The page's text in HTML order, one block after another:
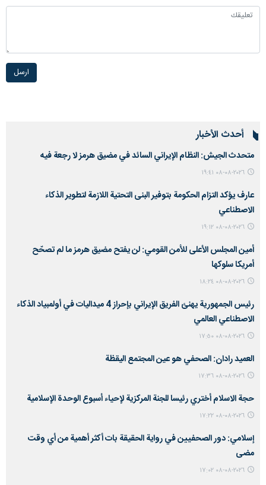
ارسل
أحدث الأخبار
متحدث الجيش: النظام الإيراني السائد في مضيق هرمز لا رجعة فيه
٢٠٢٦-٠٨-٠٨ ١٩:٤١
عارف يؤكد التزام الحكومة بتوفير البنى التحتية اللازمة لتطوير الذكاء
الاصطناعي
٢٠٢٦-٠٨-٠٨ ١٩:١٢
أمين المجلس الأعلى للأمن القومي: لن يفتح مضيق هرمز ما لم تصحّح
أمريكا سلوكها
٢٠٢٦-٠٨-٠٨ ١٨:٢٤
رئيس الجمهورية يهنئ الفريق الإيراني بإحراز 4 ميداليات في أولمبياد الذكاء
الاصطناعي العالمي
٢٠٢٦-٠٨-٠٨ ١٧:٥٠
العميد رادان: الصحفي هو عين المجتمع اليقظة
٢٠٢٦-٠٨-٠٨ ١٧:٣٦
حجة الاسلام أختري رئيسا للجنة المركزية لإحياء أسبوع الوحدة الإسلامية
٢٠٢٦-٠٨-٠٨ ١٧:٢٢
إسلامي: دور الصحفيين في رواية الحقيقة بات أكثر أهمية من أي وقت
مضى
٢٠٢٦-٠٨-٠٨ ١٧:٠٢